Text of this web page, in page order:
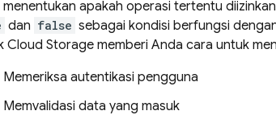
menentukan apakah operasi tertentu
dan false sebagai kondisi berfungsi
Cloud Storage memberi Anda cara untuk
Memeriksa autentikasi pengguna
Memvalidasi data yang masuk